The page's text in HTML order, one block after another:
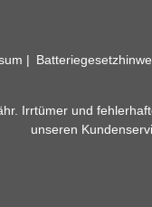
Irrtümer und
unseren